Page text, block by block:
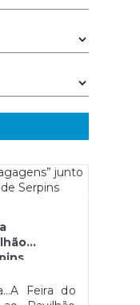
Feira do